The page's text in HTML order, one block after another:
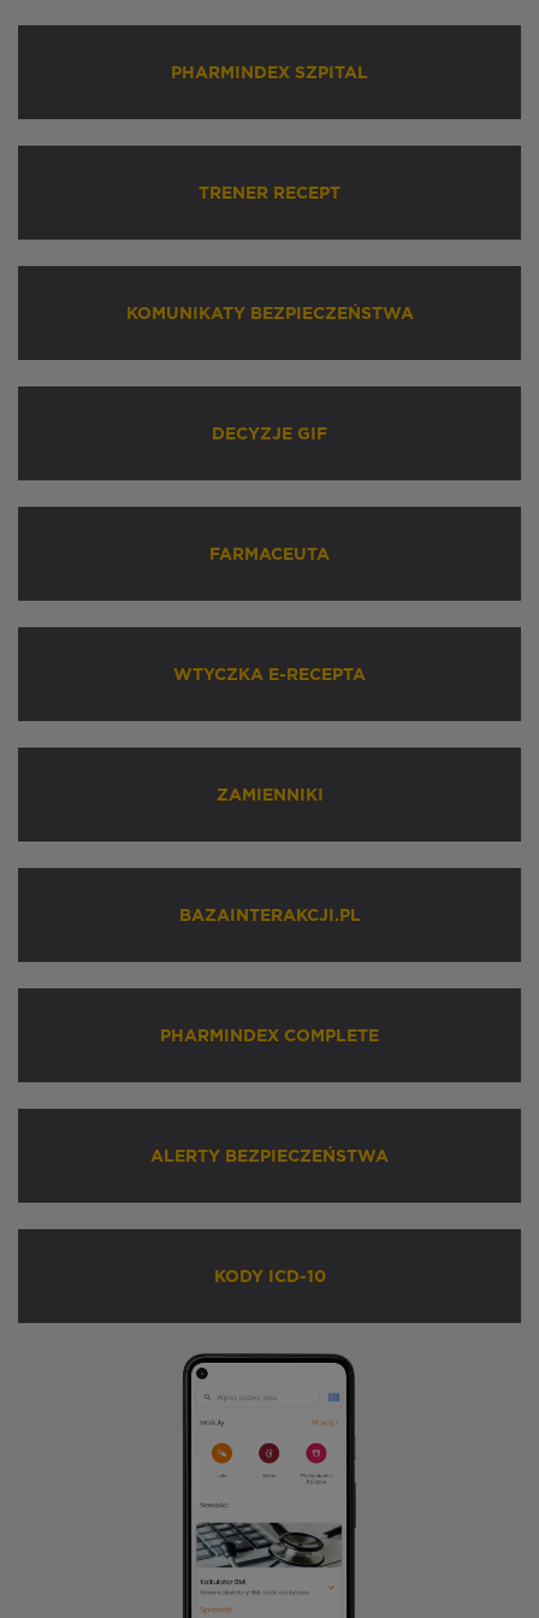
PHARMINDEX SZPITAL
TRENER RECEPT
KOMUNIKATY BEZPIECZEŃSTWA
DECYZJE GIF
FARMACEUTA
WTYCZKA E-RECEPTA
ZAMIENNIKI
BAZAINTERAKCJI.PL
PHARMINDEX COMPLETE
ALERTY BEZPIECZEŃSTWA
KODY ICD-10